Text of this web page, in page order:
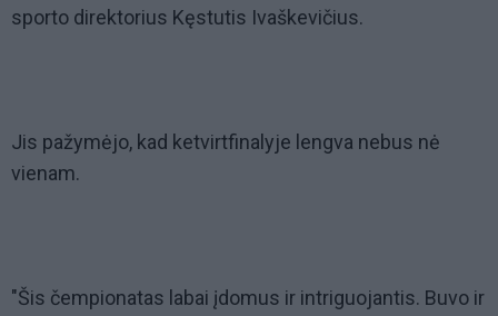
sporto direktorius Kęstutis Ivaškevičius.
Jis pažymėjo, kad ketvirtfinalyje lengva nebus nė
vienam.
"Šis čempionatas labai įdomus ir intriguojantis. Buvo ir